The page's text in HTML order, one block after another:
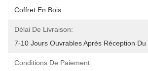
Coffret En Bois
Délai De Livraison:
7-10 Jours Ouvrables Après Réception Du
Conditions De Paiement: